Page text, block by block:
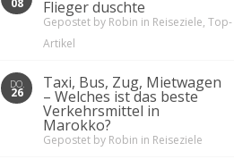
08 Flieger duschte
Gepostet by Robin in Reiseziele, Top-
Artikel
DO.
26
Taxi, Bus, Zug, Mietwagen
– Welches ist das beste
Verkehrsmittel in
Marokko?
Gepostet by Robin in Reiseziele